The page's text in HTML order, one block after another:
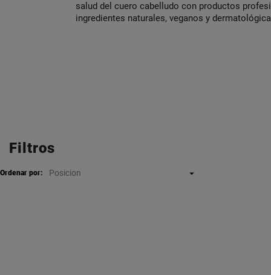
salud del cuero cabelludo con productos
ingredientes naturales, veganos y
Filtros
Ordenar por: Posicion 